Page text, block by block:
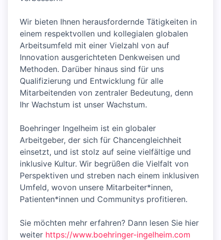
Wir bieten Ihnen herausfordernde Tätigkeiten in
einem respektvollen und kollegialen globalen
Arbeitsumfeld mit einer Vielzahl von auf
Innovation ausgerichteten Denkweisen und
Methoden. Darüber hinaus sind für uns
Qualifizierung und Entwicklung für alle
Mitarbeitenden von zentraler Bedeutung, denn
Ihr Wachstum ist unser Wachstum.
Boehringer Ingelheim ist ein globaler
Arbeitgeber, der sich für Chancengleichheit
einsetzt, und ist stolz auf seine vielfältige und
inklusive Kultur. Wir begrüßen die Vielfalt von
Perspektiven und streben nach einem inklusiven
Umfeld, wovon unsere Mitarbeiter*innen,
Patienten*innen und Communitys profitieren.
Sie möchten mehr erfahren? Dann lesen Sie hier
weiter https://www.boehringer-ingelheim.com